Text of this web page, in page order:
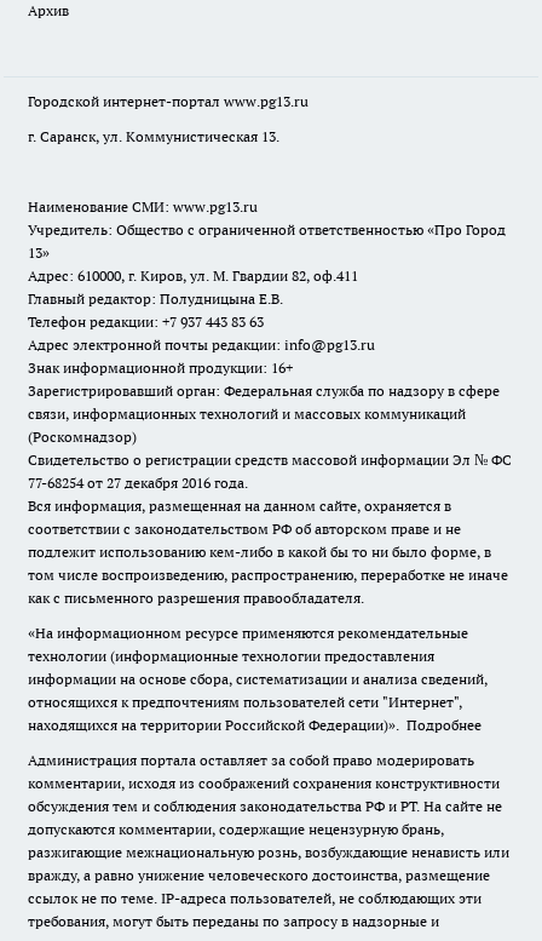
Архив
Городской интернет-портал www.pg13.ru
г. Саранск, ул. Коммунистическая 13.
Наименование СМИ: www.pg13.ru
Учредитель: Общество с ограниченной ответственностью «Про Город
13»
Адрес: 610000, г. Киров, ул. М. Гвардии 82, оф.411
Главный редактор: Полудницына Е.В.
Телефон редакции: +7 937 443 83 63
Адрес электронной почты редакции: info@pg13.ru
Знак информационной продукции: 16+
Зарегистрировавший орган: Федеральная служба по надзору в сфере
связи, информационных технологий и массовых коммуникаций
(Роскомнадзор)
Свидетельство о регистрации средств массовой информации Эл № ФС
77-68254 от 27 декабря 2016 года.
Вся информация, размещенная на данном сайте, охраняется в
соответствии с законодательством РФ об авторском праве и не
подлежит использованию кем-либо в какой бы то ни было форме, в
том числе воспроизведению, распространению, переработке не иначе
как с письменного разрешения правообладателя.
«На информационном ресурсе применяются рекомендательные
технологии (информационные технологии предоставления
информации на основе сбора, систематизации и анализа сведений,
относящихся к предпочтениям пользователей сети "Интернет",
находящихся на территории Российской Федерации)». Подробнее
Администрация портала оставляет за собой право модерировать
комментарии, исходя из соображений сохранения конструктивности
обсуждения тем и соблюдения законодательства РФ и РТ. На сайте не
допускаются комментарии, содержащие нецензурную брань,
разжигающие межнациональную рознь, возбуждающие ненависть или
вражду, а равно унижение человеческого достоинства, размещение
ссылок не по теме. IP-адреса пользователей, не соблюдающих эти
требования, могут быть переданы по запросу в надзорные и